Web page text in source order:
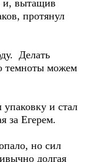
и, вытащив
протянул
Делать
темноты можем
упаковку и стал
за Егерем.
но сил
долгая